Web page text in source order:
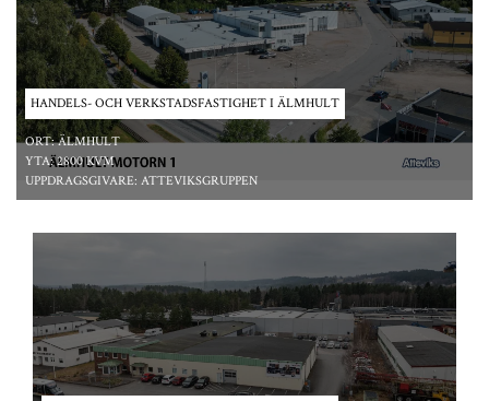
HANDELS- OCH VERKSTADSFASTIGHET I ÄLMHULT
ORT:ÄLMHULT
YTA:2800 KVM
UPPDRAGSGIVARE: ATTEVIKSGRUPPEN
*/ ?>